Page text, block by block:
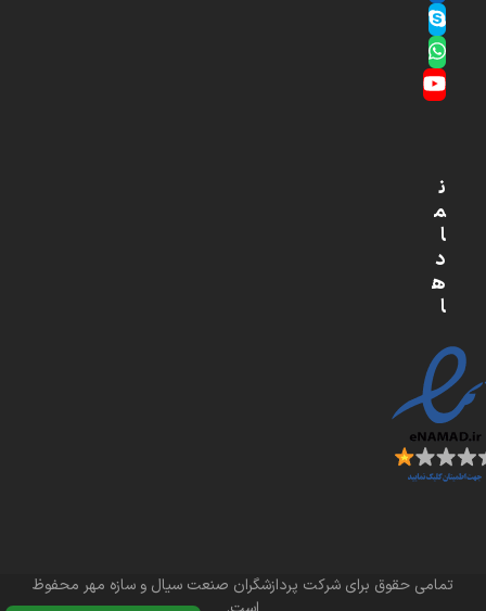
Skype
Whatsapp
YouTube
ن
م
ا
د
ه
ا
تمامی حقوق برای شرکت پردازشگران صنعت سیال و سازه مهر محفوظ